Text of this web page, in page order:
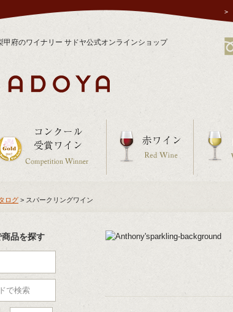
甲府のワイナリー サドヤ公式オンラインショップ
ログ > スパークリングワイン
品を探す